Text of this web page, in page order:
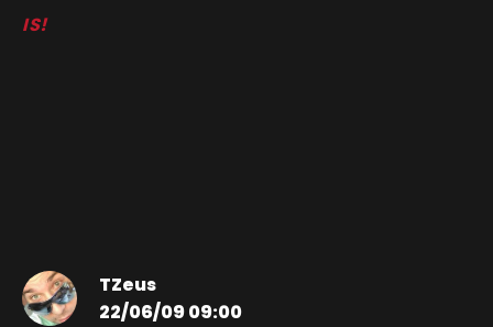
IS!
TZeus
22/06/09 09:00